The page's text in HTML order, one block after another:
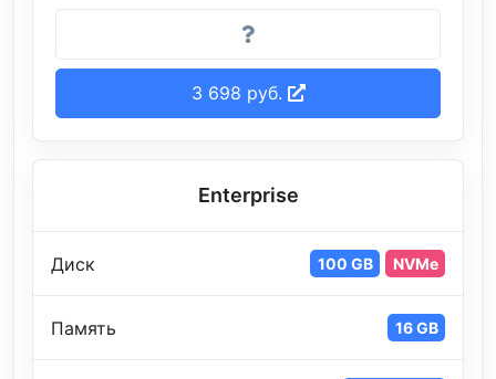
3 698 руб.
Enterprise
Диск 100 GB NVMe
Память 16 GB